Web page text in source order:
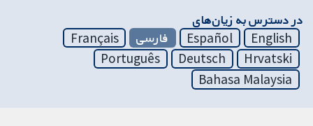
در دسترس به زیان‌های
English
Español فارسی
Français
Hrvatski
Deutsch
Português
Bahasa Malaysia